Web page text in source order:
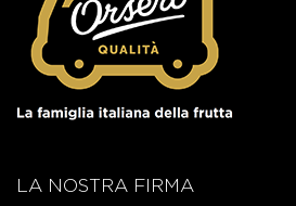
LA NOSTRA FIRMA